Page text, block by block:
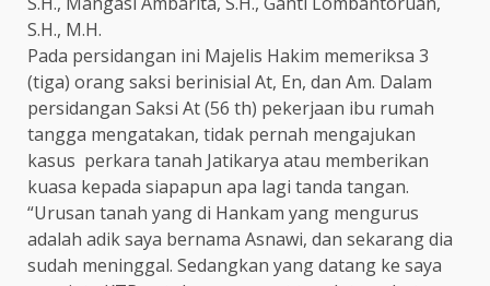
S.H., M.H.
Pada persidangan ini Majelis Hakim memeriksa 3
(tiga) orang saksi berinisial At, En, dan Am. Dalam
persidangan Saksi At (56 th) pekerjaan ibu rumah
tangga mengatakan, tidak pernah mengajukan
kasus perkara tanah Jatikarya atau memberikan
kuasa kepada siapapun apa lagi tanda tangan.
“Urusan tanah yang di Hankam yang mengurus
adalah adik saya bernama Asnawi, dan sekarang dia
sudah meninggal. Sedangkan yang datang ke saya